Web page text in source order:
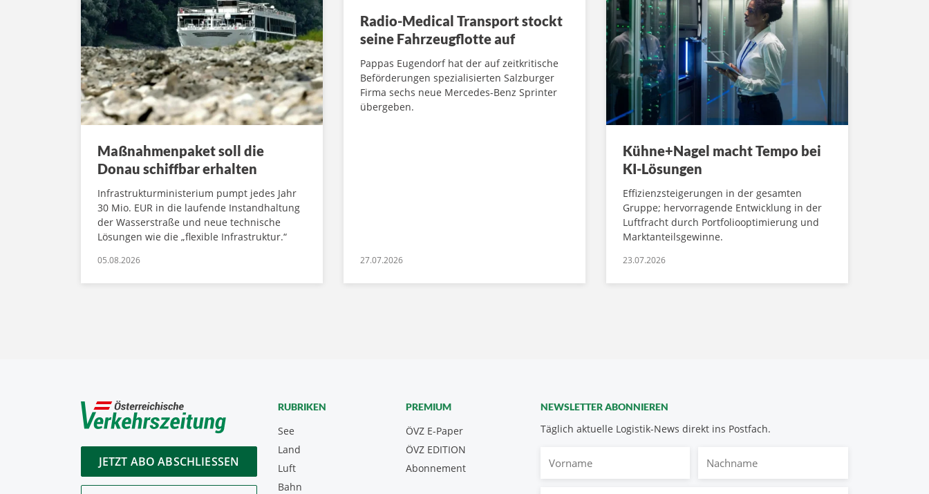
Maßnahmenpaket soll die
Donau schiffbar erhalten
Infrastrukturministerium pumpt jedes Jahr
30 Mio. EUR in die laufende Instandhaltung
der Wasserstraße und neue technische
Lösungen wie die „flexible Infrastruktur.“
05.08.2026
Radio-Medical Transport stockt
seine Fahrzeugflotte auf
Pappas Eugendorf hat der auf zeitkritische
Beförderungen spezialisierten Salzburger
Firma sechs neue Mercedes-Benz Sprinter
übergeben.
27.07.2026
Kühne+Nagel macht Tempo bei
KI-Lösungen
Effizienzsteigerungen in der gesamten
Gruppe; hervorragende Entwicklung in der
Luftfracht durch Portfoliooptimierung und
Marktanteilsgewinne.
23.07.2026
JETZT ABO ABSCHLIESSEN
NEWSLETTER ABONNIEREN
Täglich aktuelle Logistik-News direkt ins Postfach.
RUBRIKEN
See
Land
Luft
Bahn
PREMIUM
ÖVZ E-Paper
Abonnement
ÖVZ EDITION